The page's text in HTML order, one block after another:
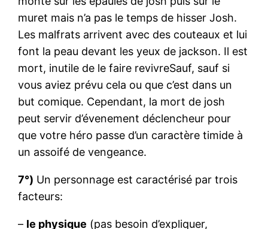
muret mais n’a pas le temps de hisser Josh.
Les malfrats arrivent avec des couteaux et lui
font la peau devant les yeux de jackson. Il est
mort, inutile de le faire revivreSauf, sauf si
vous aviez prévu cela ou que c’est dans un
but comique. Cependant, la mort de josh
peut servir d’évenement déclencheur pour
que votre héro passe d’un caractère timide à
un assoifé de vengeance.
7°) Un personnage est caractérisé par trois
facteurs:
– le physique (pas besoin d’expliquer,